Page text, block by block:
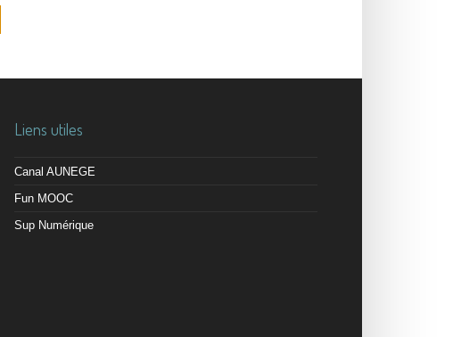
Liens utiles
Canal AUNEGE
Fun MOOC
Sup Numérique